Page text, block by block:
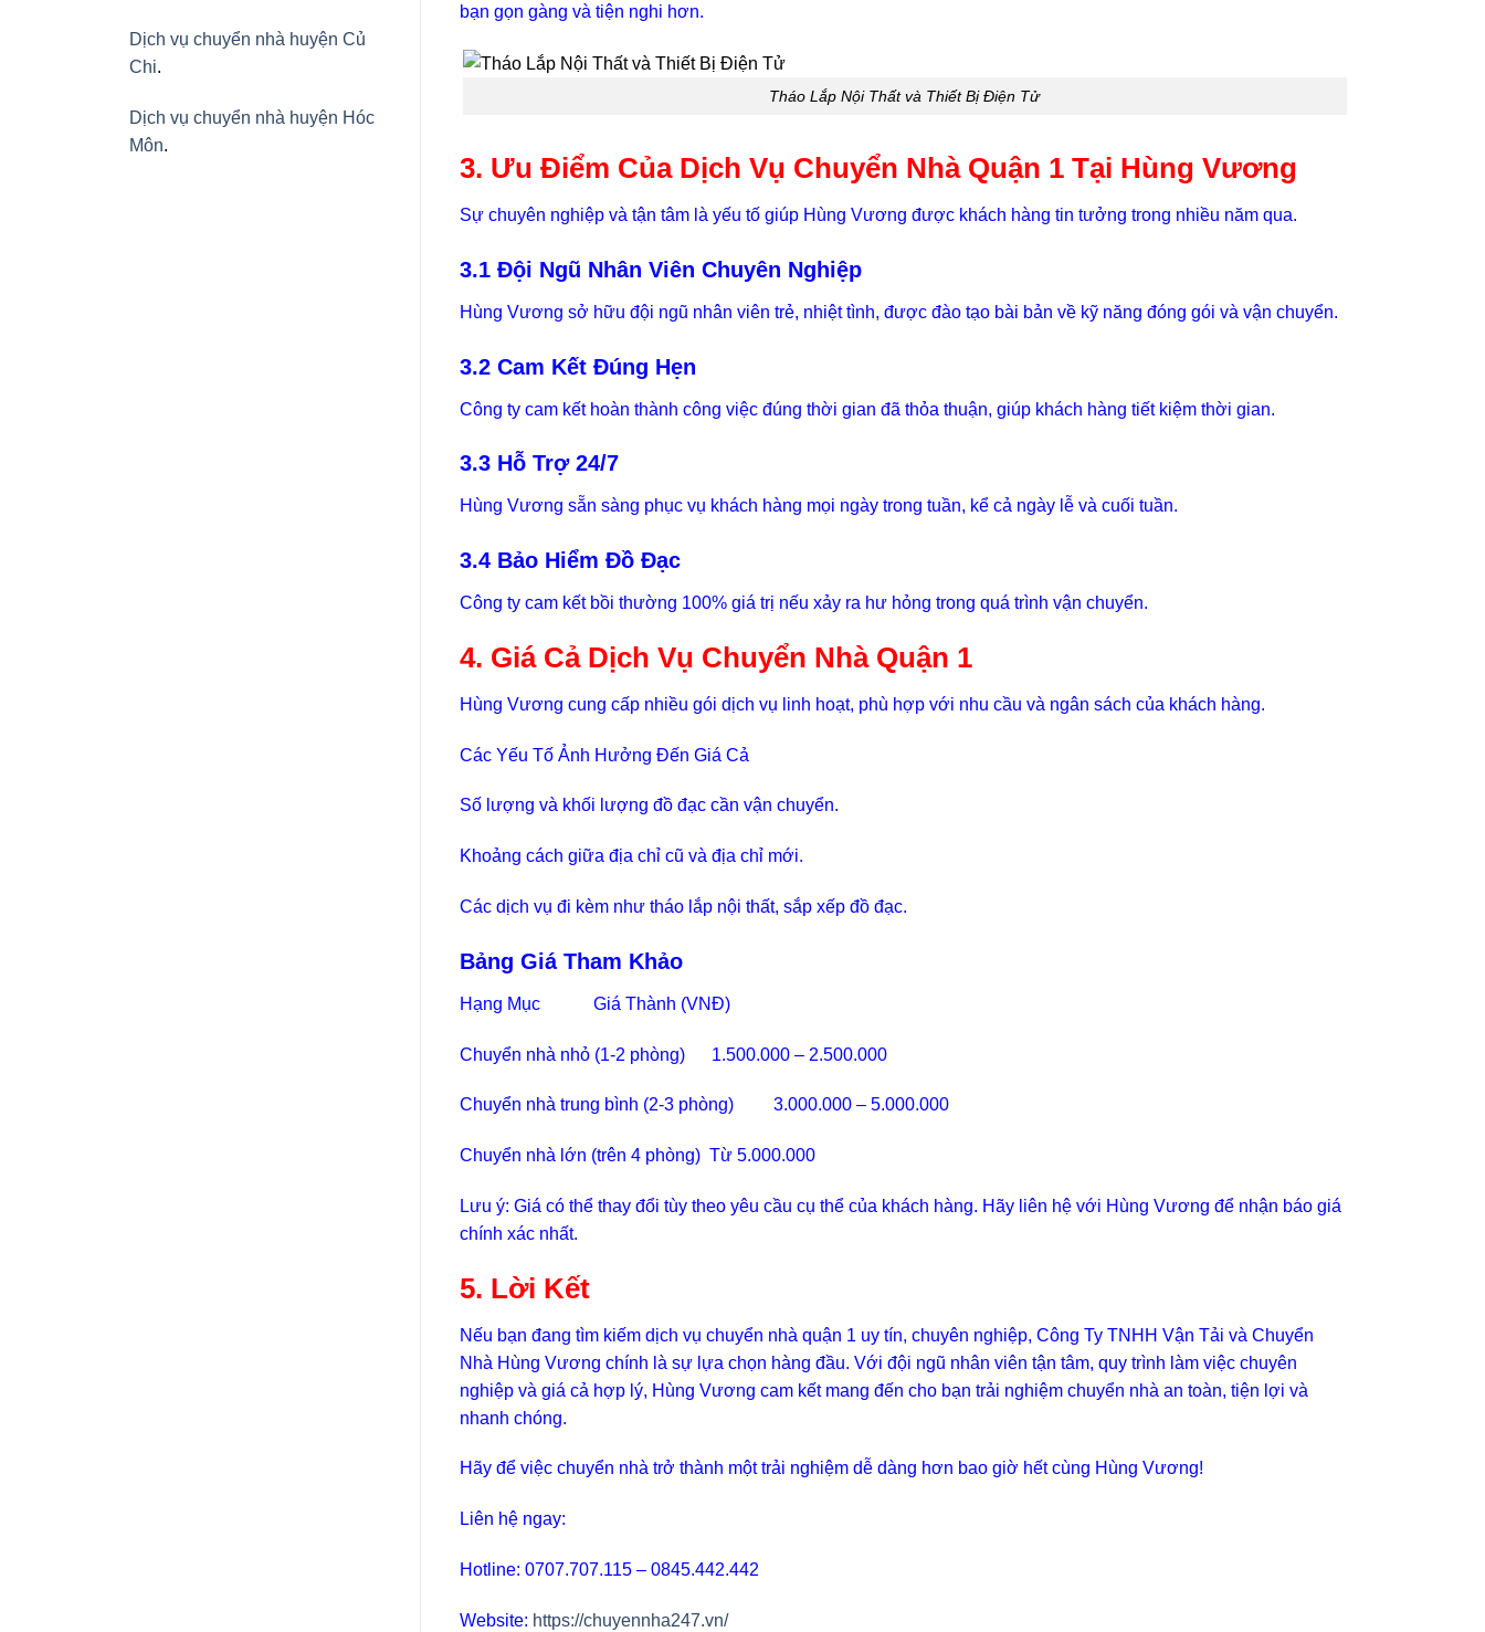
Dịch vụ chuyển nhà huyện Củ
Chi.
Dịch vụ chuyển nhà huyện Hóc
Môn.
bạn gọn gàng và tiện nghi hơn.
Tháo Lắp Nội Thất và Thiết Bị Điện Tử
3. Ưu Điểm Của Dịch Vụ Chuyển Nhà Quận 1 Tại Hùng Vương
Sự chuyên nghiệp và tận tâm là yếu tố giúp Hùng Vương được khách hàng tin tưởng trong nhiều năm qua.
3.1 Đội Ngũ Nhân Viên Chuyên Nghiệp
Hùng Vương sở hữu đội ngũ nhân viên trẻ, nhiệt tình, được đào tạo bài bản về kỹ năng đóng gói và vận chuyển.
3.2 Cam Kết Đúng Hẹn
Công ty cam kết hoàn thành công việc đúng thời gian đã thỏa thuận, giúp khách hàng tiết kiệm thời gian.
3.3 Hỗ Trợ 24/7
Hùng Vương sẵn sàng phục vụ khách hàng mọi ngày trong tuần, kể cả ngày lễ và cuối tuần.
3.4 Bảo Hiểm Đồ Đạc
Công ty cam kết bồi thường 100% giá trị nếu xảy ra hư hỏng trong quá trình vận chuyển.
4. Giá Cả Dịch Vụ Chuyển Nhà Quận 1
Hùng Vương cung cấp nhiều gói dịch vụ linh hoạt, phù hợp với nhu cầu và ngân sách của khách hàng.
Các Yếu Tố Ảnh Hưởng Đến Giá Cả
Số lượng và khối lượng đồ đạc cần vận chuyển.
Khoảng cách giữa địa chỉ cũ và địa chỉ mới.
Các dịch vụ đi kèm như tháo lắp nội thất, sắp xếp đồ đạc.
Bảng Giá Tham Khảo
Hạng Mục Giá Thành (VNĐ)
Chuyển nhà nhỏ (1-2 phòng) 1.500.000 – 2.500.000
Chuyển nhà trung bình (2-3 phòng) 3.000.000 – 5.000.000
Chuyển nhà lớn (trên 4 phòng) Từ 5.000.000
Lưu ý: Giá có thể thay đổi tùy theo yêu cầu cụ thể của khách hàng. Hãy liên hệ với Hùng Vương để nhận báo giá
chính xác nhất.
5. Lời Kết
Nếu bạn đang tìm kiếm dịch vụ chuyển nhà quận 1 uy tín, chuyên nghiệp, Công Ty TNHH Vận Tải và Chuyển
Nhà Hùng Vương chính là sự lựa chọn hàng đầu. Với đội ngũ nhân viên tận tâm, quy trình làm việc chuyên
nghiệp và giá cả hợp lý, Hùng Vương cam kết mang đến cho bạn trải nghiệm chuyển nhà an toàn, tiện lợi và
nhanh chóng.
Hãy để việc chuyển nhà trở thành một trải nghiệm dễ dàng hơn bao giờ hết cùng Hùng Vương!
Liên hệ ngay:
Hotline: 0707.707.115 – 0845.442.442
Website: https://chuyennha247.vn/